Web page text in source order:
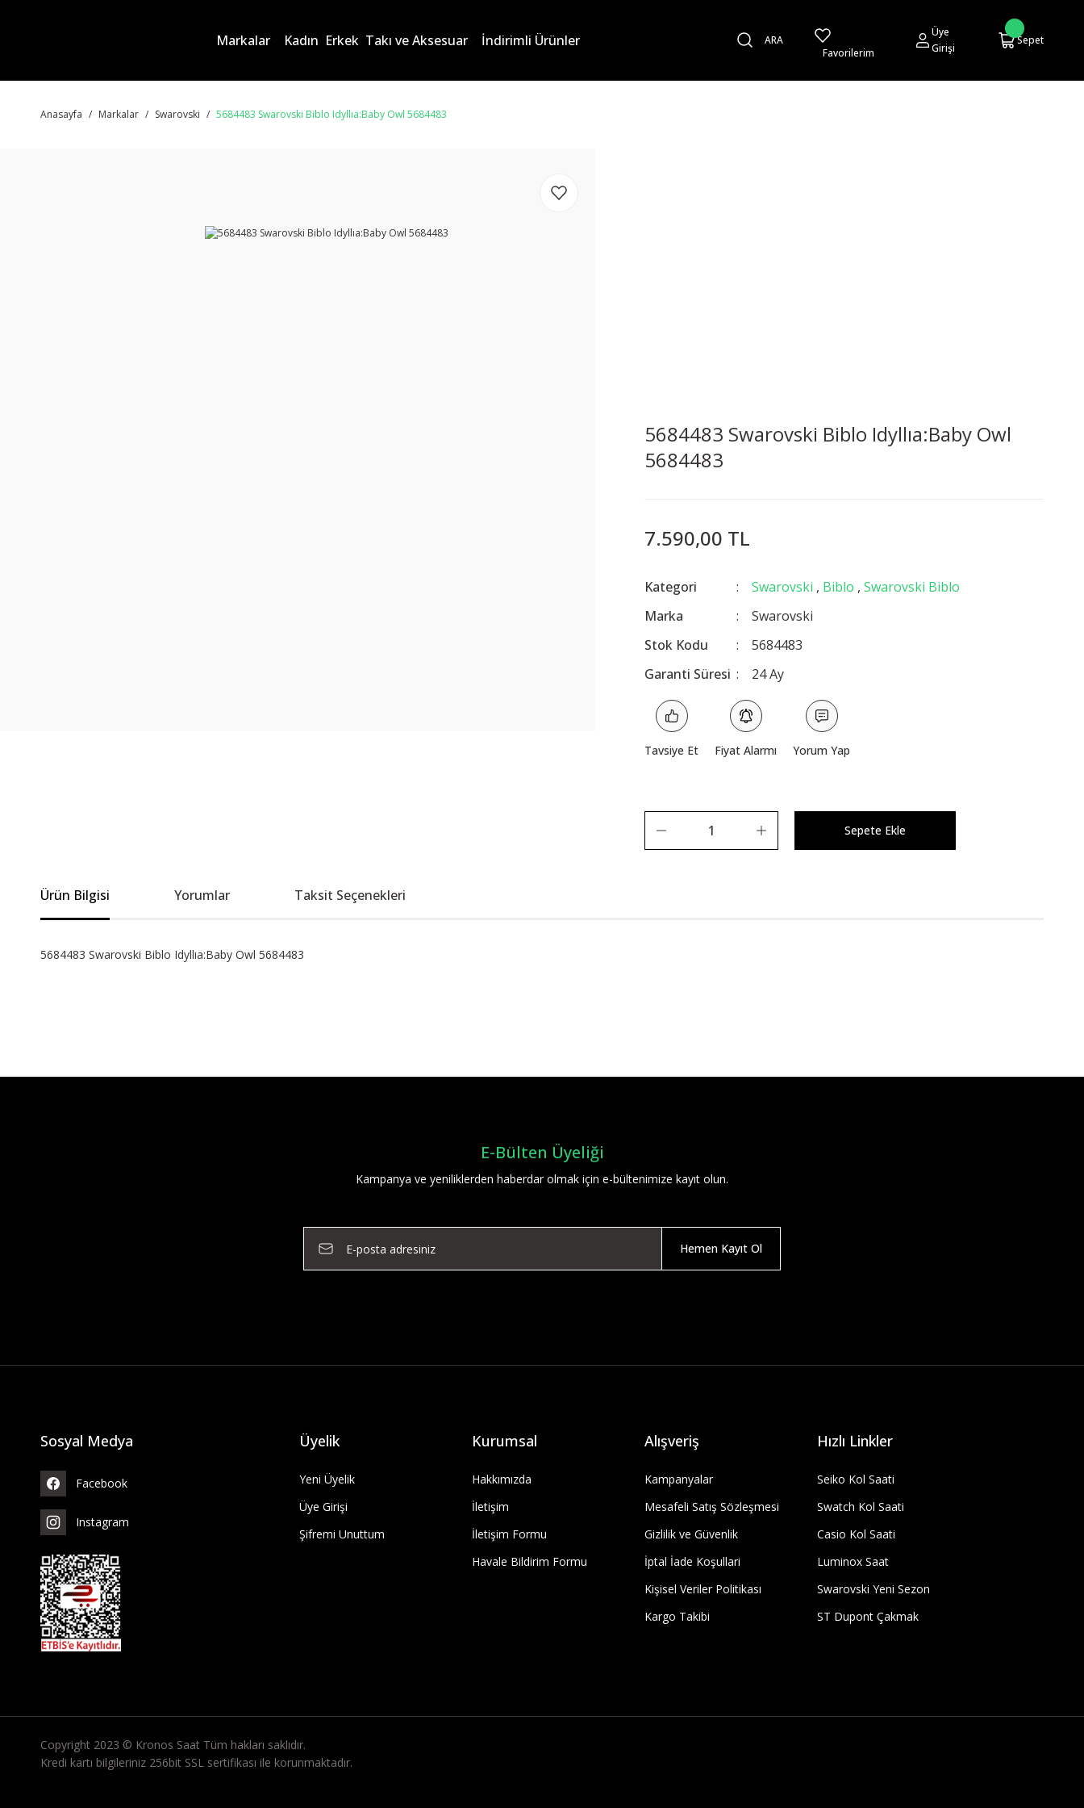
Markalar Kadın Erkek Takı ve Aksesuar İndirimli Ürünler
ARA
Favorilerim
Üye
Girişi
Sepet
Anasayfa Markalar Swarovski 5684483 Swarovski Biblo Idyllıa:Baby Owl 5684483
5684483 Swarovski Biblo Idyllıa:Baby Owl
5684483
7.590,00 TL
Kategori Swarovski , Biblo , Swarovski Biblo
Marka
Swarovski
Stok Kodu
5684483
Garanti Süresi
24 Ay
Tavsiye Et Fiyat Alarmı Yorum Yap
Sepete Ekle
Ürün Bilgisi Yorumlar Taksit Seçenekleri
5684483 Swarovski Biblo Idyllıa:Baby Owl 5684483
Yorum Yaz
E-Bülten Üyeliği
Kampanya ve yeniliklerden haberdar olmak için e-bültenimize kayıt olun.
Hemen Kayıt Ol
Sosyal Medya
Facebook
Instagram
Üyelik
Yeni Üyelik
Üye Girişi
Şifremi Unuttum
Kurumsal
Hakkımızda
İletişim
İletişim Formu
Havale Bildirim Formu
Alışveriş
Kampanyalar
Mesafeli Satış Sözleşmesi
Gizlilik ve Güvenlik
İptal İade Koşullari
Kişisel Veriler Politikası
Kargo Takibi
Hızlı Linkler
Seiko Kol Saati
Swatch Kol Saati
Casio Kol Saati
Luminox Saat
Swarovski Yeni Sezon
ST Dupont Çakmak
Copyright 2023 © Kronos Saat Tüm hakları saklıdır.
Kredi kartı bilgileriniz 256bit SSL sertifikası ile korunmaktadır.